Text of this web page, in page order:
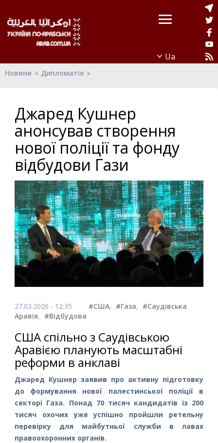
Новини Дипломатія
Джаред Кушнер
анонсував створення
нової поліції та фонду
відбудови Гази
27.03.2026 - 12:35 #США, #Газа, #Саудівська
Аравія, #Відбудова
США спільно з Саудівською
Аравією планують масштабні
реформи в анклаві
Джаред Кушнер заявив про активну підготовку
до формування нової палестинської поліції в
секторі Газа. Понад 70 тисяч кандидатів із 200
тисяч охочих уже успішно пройшли ретельну
перевірку для майбутньої служби в лавах
правоохоронних органів.